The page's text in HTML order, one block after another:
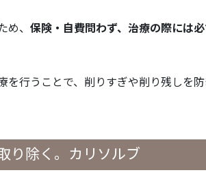
、 保険・自費問わず、治療の際には
を行うことで、削りすぎや削り残しを
り除く。カリソルブ